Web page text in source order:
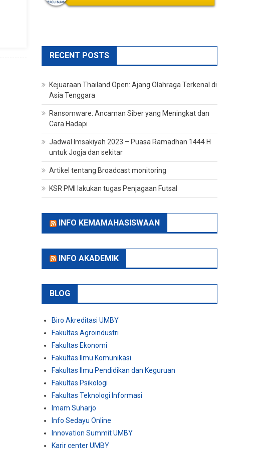
RECENT POSTS
Kejuaraan Thailand Open: Ajang Olahraga Terkenal di
Asia Tenggara
Ransomware: Ancaman Siber yang Meningkat dan
Cara Hadapi
Jadwal Imsakiyah 2023 – Puasa Ramadhan 1444 H
untuk Jogja dan sekitar
Artikel tentang Broadcast monitoring
KSR PMI lakukan tugas Penjagaan Futsal
INFO KEMAMAHASISWAAN
INFO AKADEMIK
BLOG
Biro Akreditasi UMBY
Fakultas Agroindustri
Fakultas Ekonomi
Fakultas Ilmu Komunikasi
Fakultas Ilmu Pendidikan dan Keguruan
Fakultas Psikologi
Fakultas Teknologi Informasi
Imam Suharjo
Info Sedayu Online
Innovation Summit UMBY
Karir center UMBY